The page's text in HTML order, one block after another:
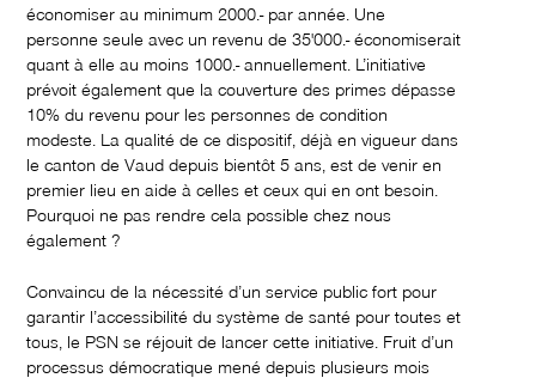
économiser au minimum 2000.- par année. Une
personne seule avec un revenu de 35'000.- économiserait
quant à elle au moins 1000.- annuellement. L’initiative
prévoit également que la couverture des primes dépasse
10% du revenu pour les personnes de condition
modeste. La qualité de ce dispositif, déjà en vigueur dans
le canton de Vaud depuis bientôt 5 ans, est de venir en
premier lieu en aide à celles et ceux qui en ont besoin.
Pourquoi ne pas rendre cela possible chez nous
également ?
Convaincu de la nécessité d’un service public fort pour
garantir l’accessibilité du système de santé pour toutes et
tous, le PSN se réjouit de lancer cette initiative. Fruit d’un
processus démocratique mené depuis plusieurs mois